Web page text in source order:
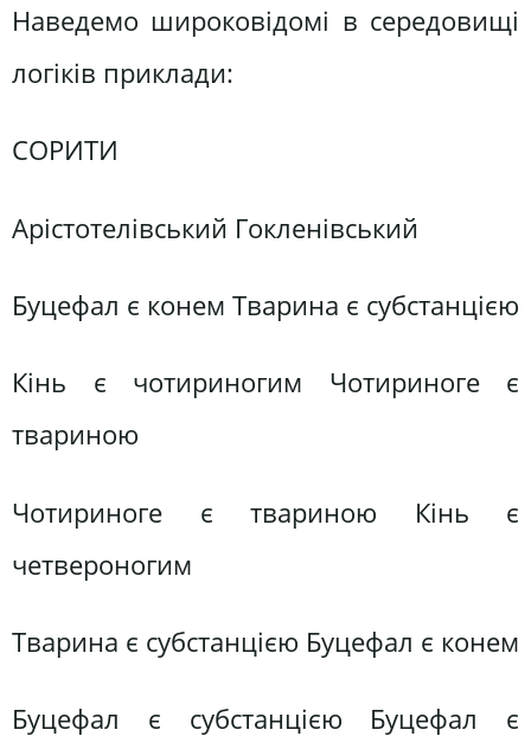
Наведемо широковідомі в середовищі
логіків приклади:
СОРИТИ
Арістотелівський Гокленівський
Буцефал є конем Тварина є субстанцією
Кінь є чотириногим Чотириноге є
твариною
Чотириноге є твариною Кінь є
четвероногим
Тварина є субстанцією Буцефал є конем
Буцефал є субстанцією Буцефал є